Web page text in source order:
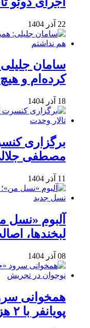
22 آذر 1404
سامان
کرده‌ام و
18 آذر 1404
برگزاری
مصطفی
11 آذر 1404
آلبوم «نسل
لبخندها،
08 آذر 1404
همخوانی
پویانفر با ۲ هزار نوجوان در تجریش